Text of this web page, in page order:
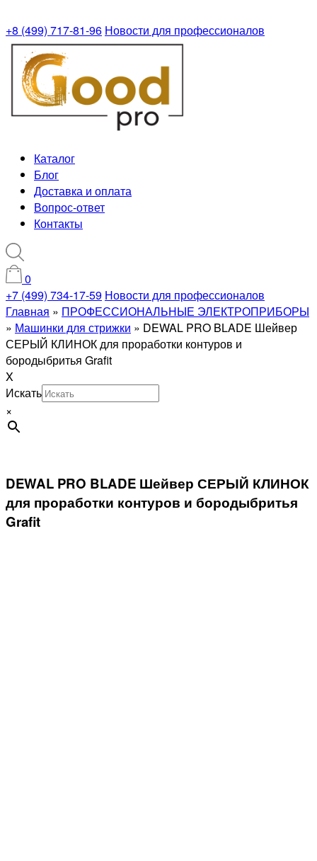
+8 (499) 717-81-96 Новости для профессионалов
Каталог
Блог
Доставка и оплата
Вопрос-ответ
Контакты
0
+7 (499) 734-17-59 Новости для профессионалов
Главная » ПРОФЕССИОНАЛЬНЫЕ ЭЛЕКТРОПРИБОРЫ
» Машинки для стрижки » DEWAL PRO BLADE Шейвер
СЕРЫЙ КЛИНОК для проработки контуров и
бородыбритья Grafit
X
Искать
×
DEWAL PRO BLADE Шейвер СЕРЫЙ КЛИНОК
для проработки контуров и бородыбритья
Grafit